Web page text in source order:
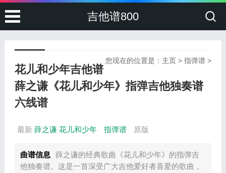
吉他谱800
您现在的位置是： 主页 >指弹谱 >
花儿和少年吉他谱
薛之谦《花儿和少年》指弹吉他独奏谱
六线谱
最新 薛之谦 花儿和少年 指弹谱 原版
曲谱信息
薛之谦的经典歌曲《花儿和少年》的指弹吉
他独奏谱。这是一首深受广大吉他爱好者喜爱的歌曲，